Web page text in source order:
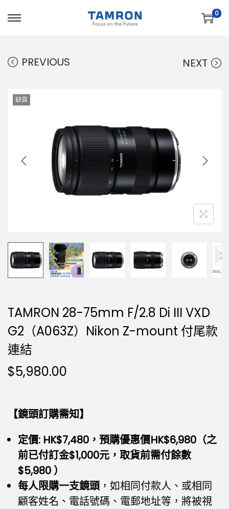
0
PREVIOUS NEXT
缺貨
TAMRON 28-75mm F/2.8 Di III VXD
G2（A063Z）Nikon Z-mount 付尾款
連結
$5,980.00
【鏡頭訂購需知】
定價: HK$7,480，預購優惠價HK$6,980（之
前已付訂金$1,000元，取貨前需付餘數
$5,980 ）
每人限購一支鏡頭，如相同付款人、或相同
顧客姓名、電話號碼、電郵地址等，將被視